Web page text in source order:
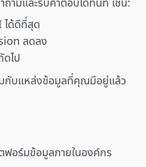
ามและรับคำตอบได้ทันที เช่น:
ได้ดีที่สุด
ลดลง
ดไป
มกับแหล่งข้อมูลที่คุณมีอยู่แล้ว
อร์มข้อมูลภายในองค์กร